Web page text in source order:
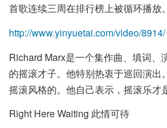
首歌连续三周在排行榜上被循环播放。
http://www.yinyuetai.com/video/8914/
Richard Marx是一个集作曲、填词、
的摇滚才子。他特别热衷于巡回演出
摇滚风格的。他自己表示，摇滚乐才
Right Here Waiting 此情可待